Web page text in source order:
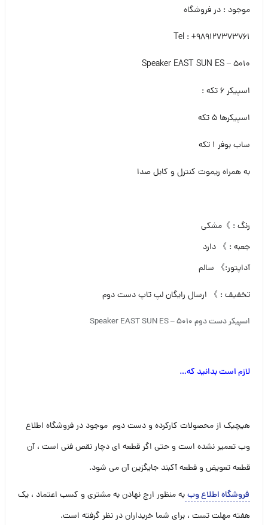
موجود : در فروشگاه
Tel : +989127373761
Speaker EAST SUN ES – 5010
اسپیکر ۶ تکه :
اسپیکرها ۵ تکه
ساب بوفر ۱ تکه
به همراه ریموت کنترل و کابل صدا
رنگ : 》مشکی
جعبه : 》 دارد
آداپتور:》 سالم
تخفیف : 》 ارسال رایگان لپ تاپ دست دوم
اسپیکر دست دوم Speaker EAST SUN ES – 5010
لازم است بدانید که…
هیچیک از محصولات کارکرده و دست دوم موجود در فروشگاه اطلاع
وب تعمیر نشده است و حتی اگر قطعه ای دچار نقص فنی است ، آن
قطعه تعویض و قطعه آکبند جایگزین آن می شود.
فروشگاه اطلاع وببه منظور ارج نهادن به مشتری و کسب اعتماد ، یک
هفته مهلت تست ، برای شما خریداران در نظر گرفته است.